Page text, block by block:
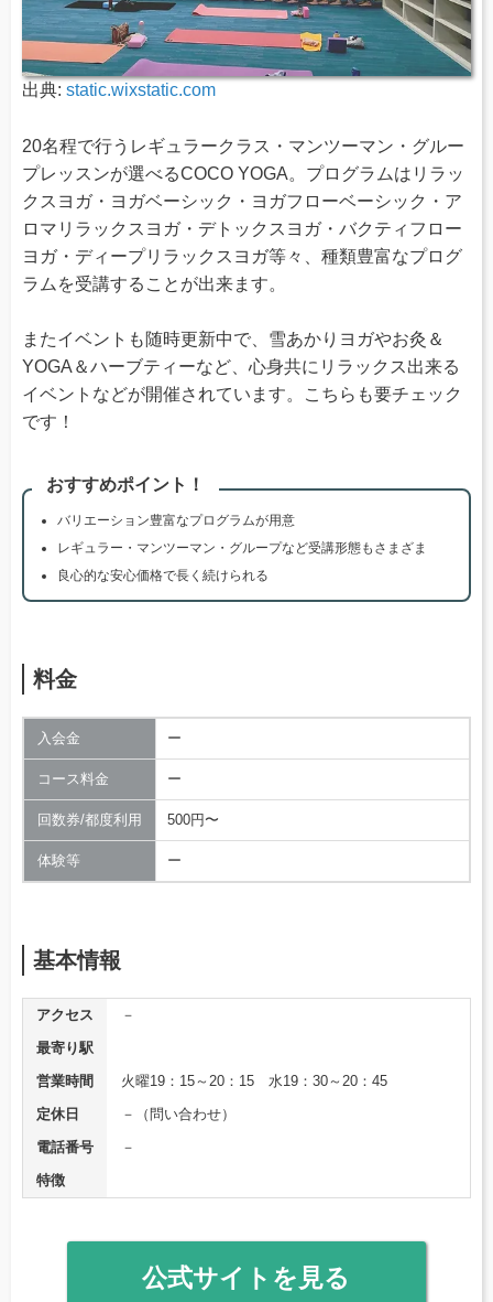
出典: static.wixstatic.com
20名程で行うレギュラークラス・マンツーマン・グルー
プレッスンが選べるCOCO YOGA。プログラムはリラッ
クスヨガ・ヨガベーシック・ヨガフローベーシック・ア
ロマリラックスヨガ・デトックスヨガ・バクティフロー
ヨガ・ディープリラックスヨガ等々、種類豊富なプログ
ラムを受講することが出来ます。
またイベントも随時更新中で、雪あかりヨガやお灸＆
YOGA＆ハーブティーなど、心身共にリラックス出来る
イベントなどが開催されています。こちらも要チェック
です！
おすすめポイント！
バリエーション豊富なプログラムが用意
レギュラー・マンツーマン・グループなど受講形態もさまざま
良心的な安心価格で長く続けられる
料金
入会金 ー
コース料金 ー
回数券/都度利用 500円〜
体験等 ー
基本情報
アクセス
－
最寄り駅
営業時間
火曜19：15～20：15 水19：30～20：45
定休日
－（問い合わせ）
電話番号
－
特徴
公式サイトを見る